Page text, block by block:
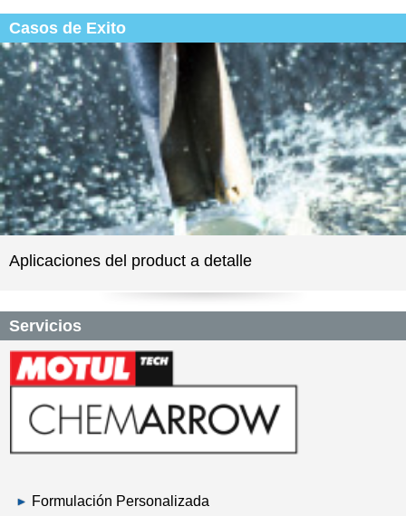
Casos de Exito
Aplicaciones del product a detalle
Servicios
Formulación Personalizada